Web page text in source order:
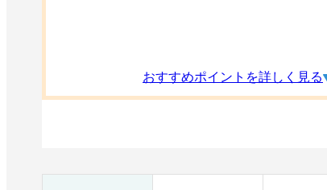
おすすめポイントを詳しく見る